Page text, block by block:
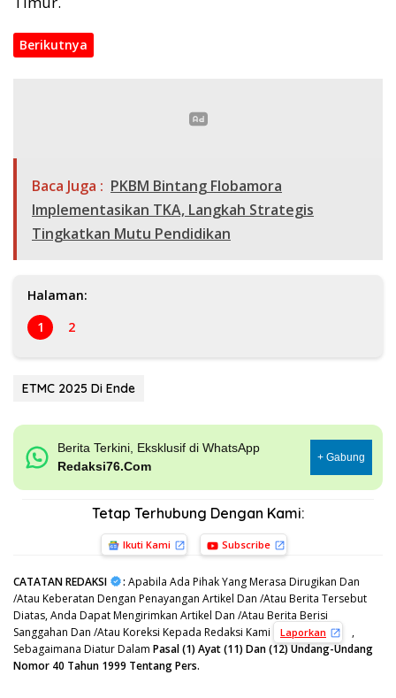
Berikutnya
Baca Juga : PKBM Bintang Flobamora
Implementasikan TKA, Langkah Strategis
Tingkatkan Mutu Pendidikan
Halaman:
1
2
ETMC 2025 Di Ende
Berita Terkini, Eksklusif di WhatsApp
Redaksi76.Com
+ Gabung
Tetap Terhubung Dengan Kami:
Ikuti Kami Subscribe
CATATAN REDAKSI : Apabila Ada Pihak Yang Merasa Dirugikan Dan
/Atau Keberatan Dengan Penayangan Artikel Dan /Atau Berita Tersebut
Diatas, Anda Dapat Mengirimkan Artikel Dan /Atau Berita Berisi
Sanggahan Dan /Atau Koreksi Kepada Redaksi Kami
Laporkan
,
Sebagaimana Diatur Dalam Pasal (1) Ayat (11) Dan (12) Undang-Undang
Nomor 40 Tahun 1999 Tentang Pers.